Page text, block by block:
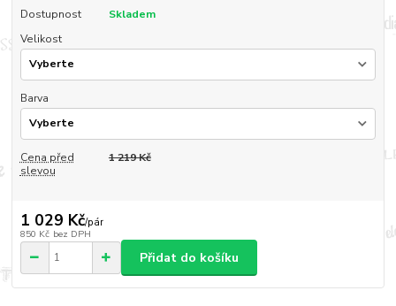
Dostupnost
Skladem
Velikost
Barva
Cena před
slevou
1 219 Kč
1 029 Kč/pár
850 Kč bez DPH
Přidat do košíku